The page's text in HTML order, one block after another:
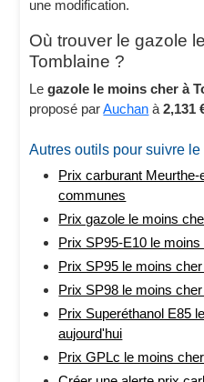
une modification.
Où trouver le gazole
Tomblaine ?
Legazole le moins cher à
proposé parAuchan à2,131
Autres outils pour suivre
Prix carburant
communes
Prix gazole le moins
Prix SP95-E10 le
Prix SP95 le moins
Prix SP98 le moins
Prix Superéthanol E85
aujourd'hui
Prix GPLc le moins